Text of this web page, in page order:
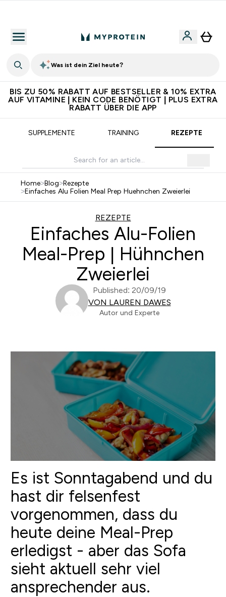
Was ist dein Ziel heute?
BIS ZU 50% RABATT AUF BESTSELLER & 10% EXTRA
AUF VITAMINE | KEIN CODE BENÖTIGT | PLUS EXTRA
RABATT ÜBER DIE APP
SUPPLEMENTE TRAINING REZEPTE
Home>Blog>Rezepte
>Einfaches Alu Folien Meal Prep Huehnchen Zweierlei
REZEPTE
Einfaches Alu-Folien
Meal-Prep | Hühnchen
Zweierlei
Published: 20/09/19
VON LAUREN DAWES
Autor und Experte
Es ist Sonntagabend und du
hast dir felsenfest
vorgenommen, dass du
heute deine Meal-Prep
erledigst - aber das Sofa
sieht aktuell sehr viel
ansprechender aus.